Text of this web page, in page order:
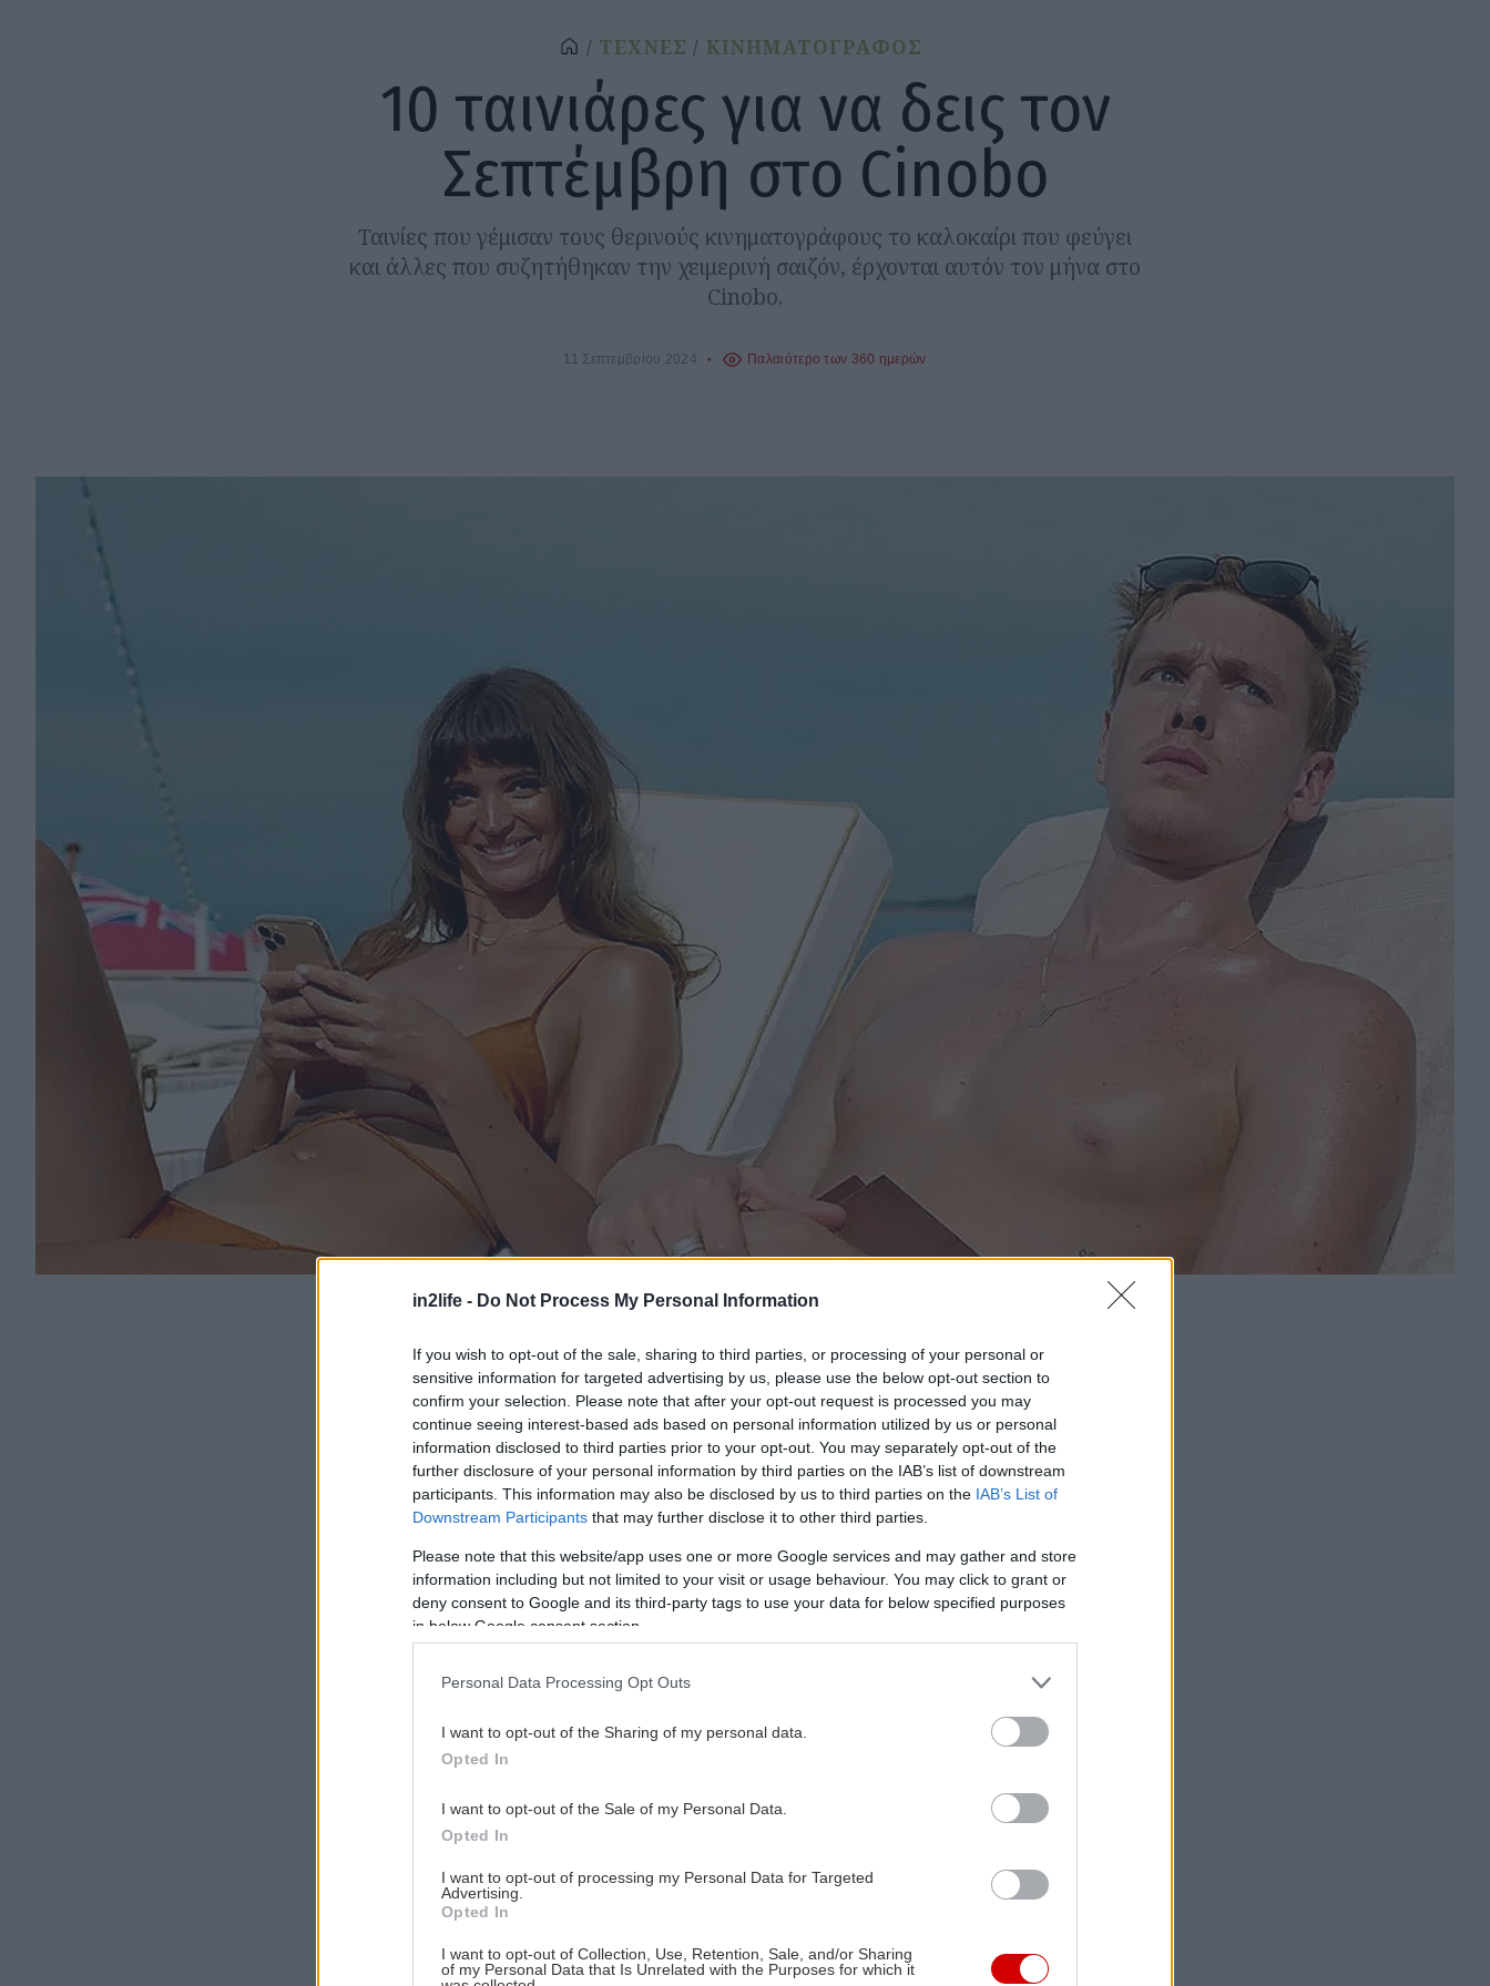
in2life - Do Not Process My Personal Information
If you wish to opt-out of the sale, sharing to third parties, or processing of your personal or
sensitive information for targeted advertising by us, please use the below opt-out section to
confirm your selection. Please note that after your opt-out request is processed you may
continue seeing interest-based ads based on personal information utilized by us or personal
information disclosed to third parties prior to your opt-out. You may separately opt-out of the
further disclosure of your personal information by third parties on the IAB’s list of downstream
participants. This information may also be disclosed by us to third parties on the IAB’s List of
Downstream Participants that may further disclose it to other third parties.
Please note that this website/app uses one or more Google services and may gather and store
information including but not limited to your visit or usage behaviour. You may click to grant or
deny consent to Google and its third-party tags to use your data for below specified purposes
in below Google consent section.
Personal Data Processing Opt Outs
I want to opt-out of the Sharing of my personal data.
Opted In
I want to opt-out of the Sale of my Personal Data.
Opted In
I want to opt-out of processing my Personal Data for Targeted
Advertising.
Opted In
I want to opt-out of Collection, Use, Retention, Sale, and/or Sharing
of my Personal Data that Is Unrelated with the Purposes for which it
ΤΕΧΝΕΣ ΚΙΝΗΜΑΤΟΓΡΑΦΟΣ
10 ταινιάρες για να δεις τον
Σεπτέμβρη στο Cinobo
Ταινίες που γέμισαν τους θερινούς κινηματογράφους το καλοκαίρι που φεύγει
και άλλες που συζητήθηκαν την χειμερινή σαιζόν, έρχονται αυτόν τον μήνα στο
Cinobo.
11 Σεπτεμβρίου 2024 Παλαιότερο των 360 ημερών